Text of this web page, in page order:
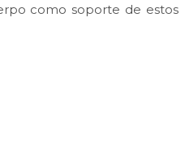
como soporte de estos